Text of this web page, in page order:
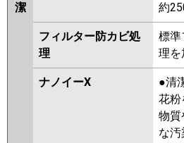
潔
約
フィルター防カビ処
理
標準
理を
ナノイーX
●清
花粉
物質
な汚